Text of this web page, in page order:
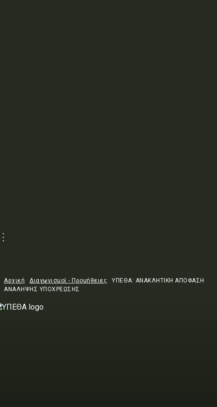
Αρχική Διαγωνισμοί - Προμήθειες
ΥΠΕΘΑ: ΑΝΑΚΛΗΤΙΚΗ ΑΠΟΦΑΣΗ
ΑΝΑΛΗΨΗΣ ΥΠΟΧΡΕΩΣΗΣ